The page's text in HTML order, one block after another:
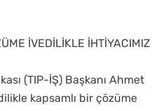
İVEDİLİKLE İHTİYACIMIZ
(TIP-İŞ) Başkanı Ahmet
kapsamlı bir çözüme